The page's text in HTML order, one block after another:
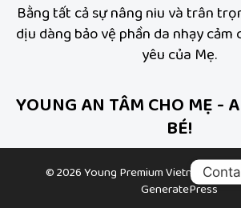
Bằng tất cả sự nâng niu và trân
dịu dàng bảo vệ phần da nhạy
yêu của Mẹ.
YOUNG AN TÂM CHO MẸ -
BÉ!
© 2026 Young Premium Vietnam•
GeneratePress